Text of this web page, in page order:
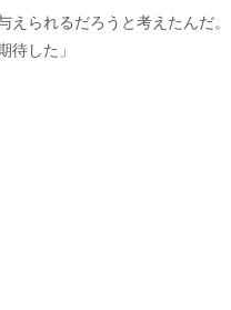
えられるだろうと考えたんだ。
待した」